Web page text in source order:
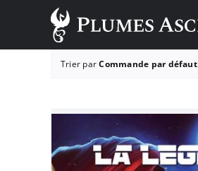
contenu
Trier parCommande par défaut